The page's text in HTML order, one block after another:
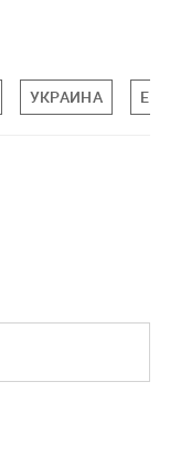
УКРАИНА ЕС